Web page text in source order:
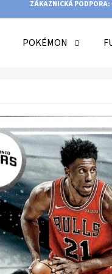
ZÁKAZNICKÁ PODPORA:
POKÉMON
HLEDAT